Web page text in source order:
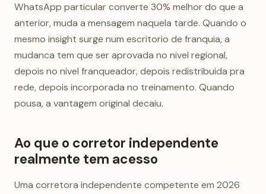
WhatsApp particular converte 30% melhor do que a
anterior, muda a mensagem naquela tarde. Quando o
mesmo insight surge num escritorio de franquia, a
mudanca tem que ser aprovada no nivel regional,
depois no nivel franqueador, depois redistribuida pra
rede, depois incorporada no treinamento. Quando
pousa, a vantagem original decaiu.
Ao que o corretor independente
realmente tem acesso
Uma corretora independente competente em 2026